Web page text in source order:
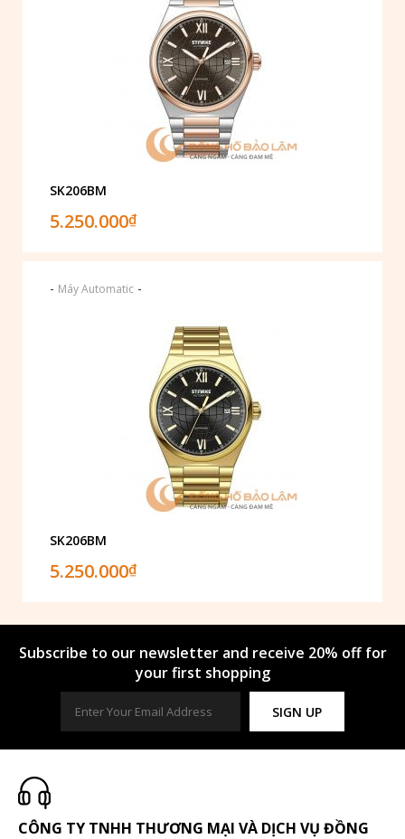
SK206BM
5.250.000₫
- Máy Automatic -
SK206BM
5.250.000₫
Subscribe to our newsletter and receive 20% off for
your first shopping
SIGN UP
CÔNG TY TNHH THƯƠNG MẠI VÀ DỊCH VỤ ĐỒNG